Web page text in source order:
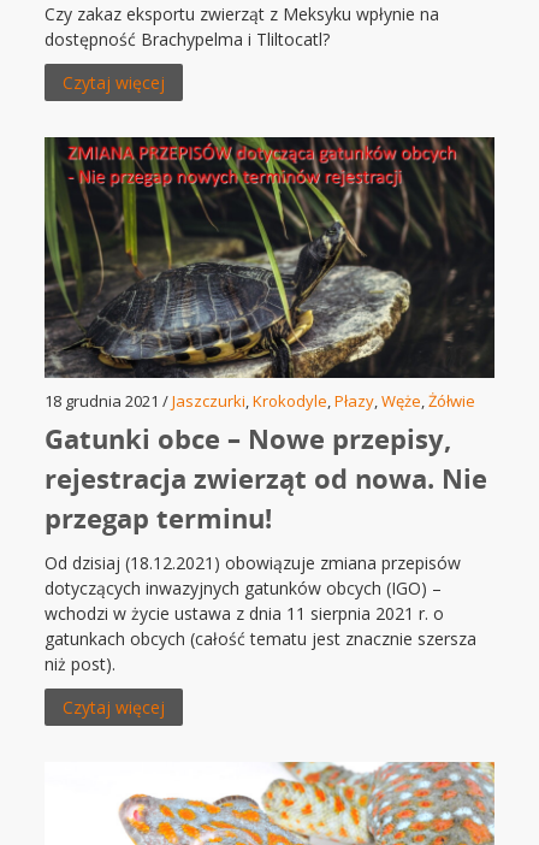
Czy zakaz eksportu zwierząt z Meksyku wpłynie na
dostępność Brachypelma i Tliltocatl?
Czytaj więcej
18 grudnia 2021 /Jaszczurki,Krokodyle,Płazy,Węże,Żółwie
Gatunki obce – Nowe przepisy,
rejestracja zwierząt od nowa. Nie
przegap terminu!
Od dzisiaj (18.12.2021) obowiązuje zmiana przepisów
dotyczących inwazyjnych gatunków obcych (IGO) –
wchodzi w życie ustawa z dnia 11 sierpnia 2021 r. o
gatunkach obcych (całość tematu jest znacznie szersza
niż post).
Czytaj więcej